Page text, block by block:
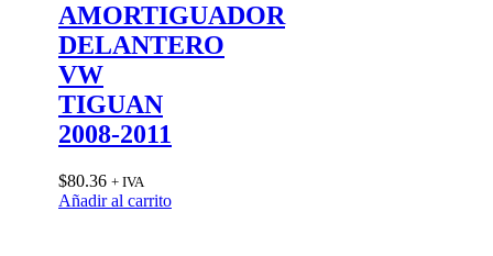
AMORTIGUADOR
DELANTERO
VW
TIGUAN
2008-2011
$80.36 + IVA
Añadir al carrito